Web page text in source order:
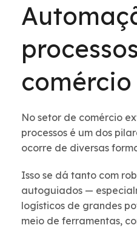
No setor de comércio
processos é um dos
ocorre de diversas
Isso se dá tanto com
autoguiados —
logísticos de grandes
meio de ferramentas,